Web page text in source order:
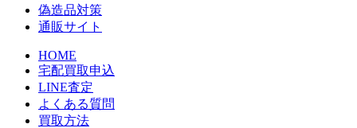
偽造品対策
通販サイト
HOME
宅配買取申込
LINE査定
よくある質問
買取方法